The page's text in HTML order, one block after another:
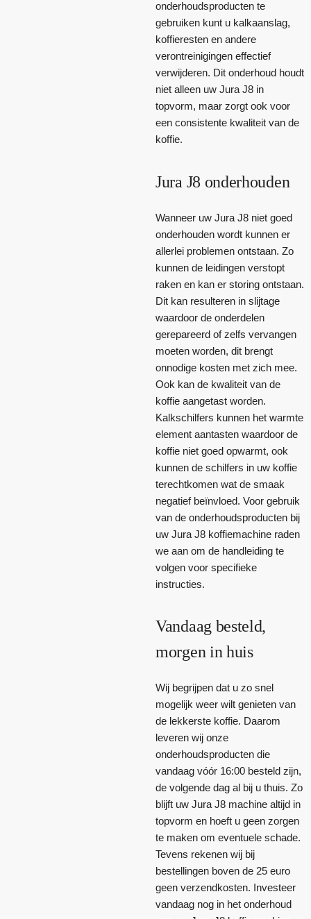
onderhoudsproducten te
gebruiken kunt u kalkaanslag,
koffieresten en andere
verontreinigingen effectief
verwijderen. Dit onderhoud houdt
niet alleen uw Jura J8 in
topvorm, maar zorgt ook voor
een consistente kwaliteit van de
koffie.
Jura J8 onderhouden
Wanneer uw Jura J8 niet goed
onderhouden wordt kunnen er
allerlei problemen ontstaan. Zo
kunnen de leidingen verstopt
raken en kan er storing ontstaan.
Dit kan resulteren in slijtage
waardoor de onderdelen
gerepareerd of zelfs vervangen
moeten worden, dit brengt
onnodige kosten met zich mee.
Ook kan de kwaliteit van de
koffie aangetast worden.
Kalkschilfers kunnen het warmte
element aantasten waardoor de
koffie niet goed opwarmt, ook
kunnen de schilfers in uw koffie
terechtkomen wat de smaak
negatief beïnvloed. Voor gebruik
van de onderhoudsproducten bij
uw Jura J8 koffiemachine raden
we aan om de handleiding te
volgen voor specifieke
instructies.
Vandaag besteld,
morgen in huis
Wij begrijpen dat u zo snel
mogelijk weer wilt genieten van
de lekkerste koffie. Daarom
leveren wij onze
onderhoudsproducten die
vandaag vóór 16:00 besteld zijn,
de volgende dag al bij u thuis. Zo
blijft uw Jura J8 machine altijd in
topvorm en hoeft u geen zorgen
te maken om eventuele schade.
Tevens rekenen wij bij
bestellingen boven de 25 euro
geen verzendkosten. Investeer
vandaag nog in het onderhoud